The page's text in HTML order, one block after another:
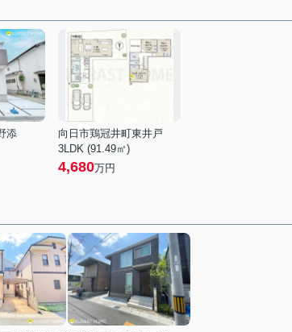
添
向日市鶏冠井町東井戸
3LDK (91.49㎡)
4,680万円